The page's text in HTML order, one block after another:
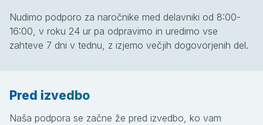
Nudimo podporo za naročnike med delavniki od 8:00-
16:00, v roku 24 ur pa odpravimo in uredimo vse
zahteve 7 dni v tednu, z izjemo večjih dogovorjenih del.
Pred izvedbo
Naša podpora se začne že pred izvedbo, ko vam